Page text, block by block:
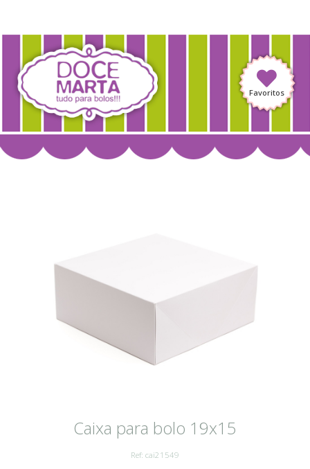
Favoritos
Caixa para bolo 19x15
Ref: cai21549